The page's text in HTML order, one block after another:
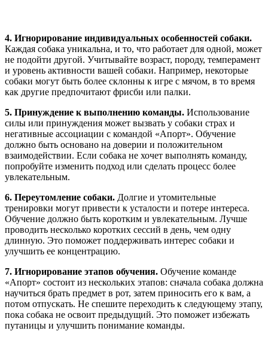
4. Игнорирование индивидуальных особенностей собаки.
Каждая собака уникальна, и то, что работает для одной, может
не подойти другой. Учитывайте возраст, породу, темперамент
и уровень активности вашей собаки. Например, некоторые
собаки могут быть более склонны к игре с мячом, в то время
как другие предпочитают фрисби или палки.
5. Принуждение к выполнению команды. Использование
силы или принуждения может вызвать у собаки страх и
негативные ассоциации с командой «Апорт». Обучение
должно быть основано на доверии и положительном
взаимодействии. Если собака не хочет выполнять команду,
попробуйте изменить подход или сделать процесс более
увлекательным.
6. Переутомление собаки. Долгие и утомительные
тренировки могут привести к усталости и потере интереса.
Обучение должно быть коротким и увлекательным. Лучше
проводить несколько коротких сессий в день, чем одну
длинную. Это поможет поддерживать интерес собаки и
улучшить ее концентрацию.
7. Игнорирование этапов обучения. Обучение команде
«Апорт» состоит из нескольких этапов: сначала собака должна
научиться брать предмет в рот, затем приносить его к вам, а
потом отпускать. Не спешите переходить к следующему этапу,
пока собака не освоит предыдущий. Это поможет избежать
путаницы и улучшить понимание команды.